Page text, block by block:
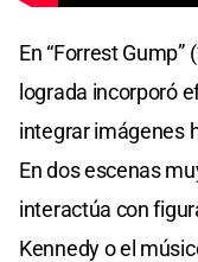
En “Forrest
lograda incorporó
integrar imágenes
En dos escenas
interactúa con
Kennedy o el